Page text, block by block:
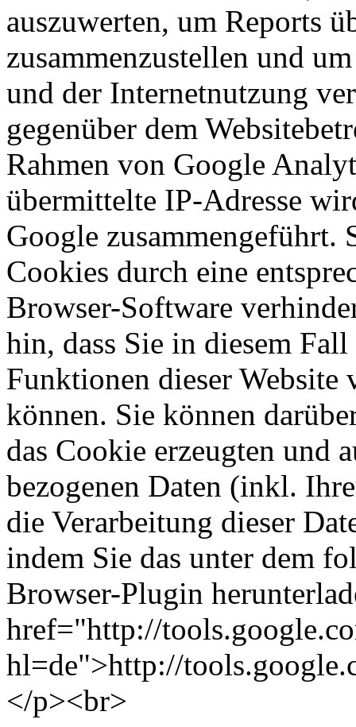
auszuwerten, um Reports
zusammenzustellen und
und der Internetnutzung
gegenüber dem
Rahmen von Google
übermittelte IP-Adresse
Google zusammengeführt.
Cookies durch eine
Browser-Software
hin, dass Sie in diesem
Funktionen dieser
können. Sie können
das Cookie erzeugten und
bezogenen Daten (inkl.
die Verarbeitung dieser
indem Sie das unter dem
Browser-Plugin
href="http://
hl=de">http://
</p><br>